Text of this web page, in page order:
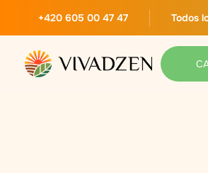
+420 605 00 47 47 Todos